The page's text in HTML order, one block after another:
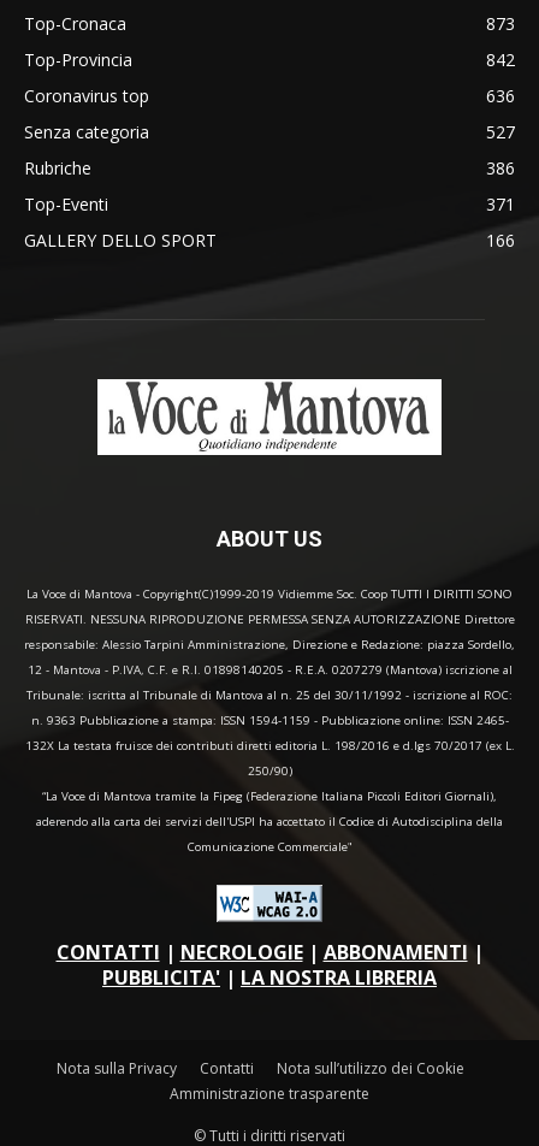
Top-Cronaca
873
Top-Provincia
842
Coronavirus top
636
Senza categoria
527
Rubriche
386
Top-Eventi
371
GALLERY DELLO SPORT
166
ABOUT US
La Voce di Mantova - Copyright(C)1999-2019 Vidiemme Soc. Coop TUTTI I DIRITTI SONO
RISERVATI. NESSUNA RIPRODUZIONE PERMESSA SENZA AUTORIZZAZIONE Direttore
responsabile: Alessio Tarpini Amministrazione, Direzione e Redazione: piazza Sordello,
12 - Mantova - P.IVA, C.F. e R.I. 01898140205 - R.E.A. 0207279 (Mantova) iscrizione al
Tribunale: iscritta al Tribunale di Mantova al n. 25 del 30/11/1992 - iscrizione al ROC:
n. 9363 Pubblicazione a stampa: ISSN 1594-1159 - Pubblicazione online: ISSN 2465-
132X La testata fruisce dei contributi diretti editoria L. 198/2016 e d.lgs 70/2017 (ex L.
250/90)
“La Voce di Mantova tramite la Fipeg (Federazione Italiana Piccoli Editori Giornali),
aderendo alla carta dei servizi dell'USPI ha accettato il Codice di Autodisciplina della
Comunicazione Commerciale"
CONTATTI | NECROLOGIE| ABBONAMENTI |
PUBBLICITA' | LA NOSTRA LIBRERIA
Nota sulla Privacy Contatti
Nota sull’utilizzo dei Cookie
Amministrazione trasparente
© Tutti i diritti riservati